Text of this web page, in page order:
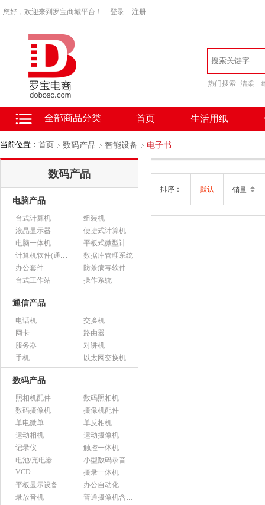
您好，欢迎来到罗宝商城平台！ 登录 注册
热门搜索 洁柔
全部商品分类 首页 生活用纸
当前位置： 首页 数码产品 智能设备 电子书
数码产品
电脑产品
台式计算机
组装机
液晶显示器
便捷式计算机
电脑一体机
平板式微型计算机
计算机软件(通用软件)
数据库管理系统
办公套件
防杀病毒软件
台式工作站
操作系统
通信产品
电话机
交换机
网卡
路由器
服务器
对讲机
手机
以太网交换机
数码产品
照相机配件
数码照相机
数码摄像机
摄像机配件
单电微单
单反相机
运动相机
运动摄像机
记录仪
触控一体机
电池\充电器
小型数码录音设备
VCD
摄录一体机
平板显示设备
办公自动化
录放音机
普通摄像机含附件
排序： 默认 销量